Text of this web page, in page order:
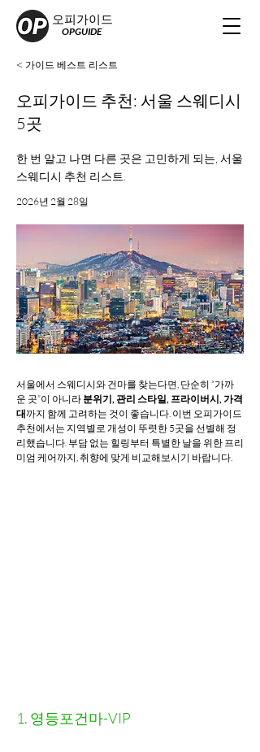
오피가이드
OPGUIDE
< 가이드 베스트 리스트
오피가이드 추천: 서울 스웨디시
5곳
한 번 알고 나면 다른 곳은 고민하게 되는, 서울
스웨디시 추천 리스트.
2026년 2월 28일
서울에서 스웨디시와 건마를 찾는다면, 단순히 “가까
운 곳”이 아니라 분위기, 관리 스타일, 프라이버시, 가격
대까지 함께 고려하는 것이 좋습니다. 이번 오피가이드
추천에서는 지역별로 개성이 뚜렷한 5곳을 선별해 정
리했습니다. 부담 없는 힐링부터 특별한 날을 위한 프리
미엄 케어까지, 취향에 맞게 비교해보시기 바랍니다.
1. 영등포건마-VIP